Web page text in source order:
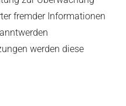
fremder Informationen
werden diese